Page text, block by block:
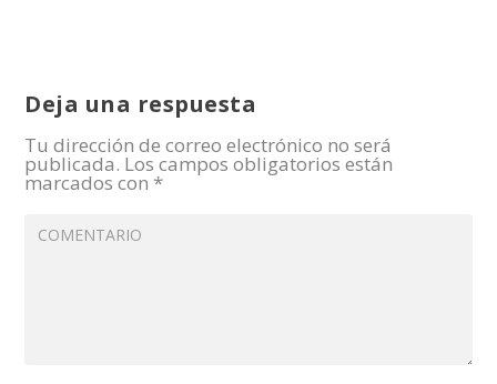
Deja una respuesta
Tu dirección de correo electrónico no será
publicada. Los campos obligatorios están
marcados con *